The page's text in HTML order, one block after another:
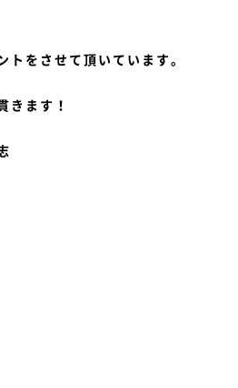
トをさせて頂いています。
きます！